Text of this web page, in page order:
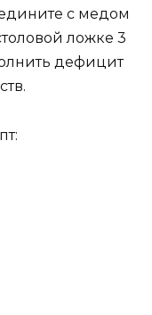
с медом
ложке 3
дефицит